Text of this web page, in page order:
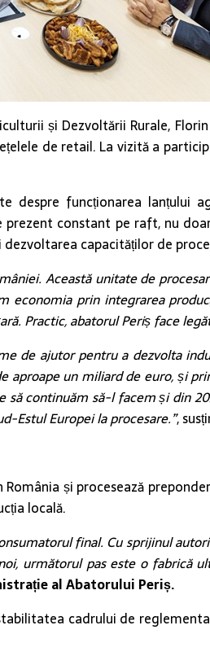
și Dezvoltării Rurale,
de retail. La vizită a
funcționarea lanțului
constant pe raft, nu
capacităților de
Această unitate de
economia prin integrarea
Practic, abatorul Periș face
de ajutor pentru a dezvolta
un miliard de euro, și
continuăm să-l facem și din
Estul Europei la procesare.”,
și procesează
locală.
final. Cu sprijinul
următorul pas este o fabrică
al Abatorului Periș.
cadrului de